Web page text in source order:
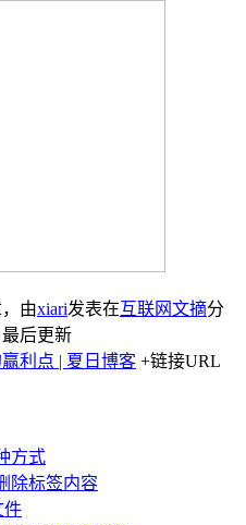
由xiari发表在互联网文摘分
最后更新
利点 | 夏日博客 +链接URL
方式
除标签内容
件